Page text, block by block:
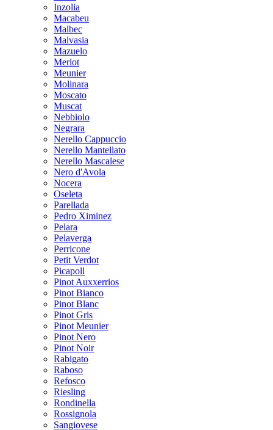
Inzolia
Macabeu
Malbec
Malvasia
Mazuelo
Merlot
Meunier
Molinara
Moscato
Muscat
Nebbiolo
Negrara
Nerello Cappuccio
Nerello Mantellato
Nerello Mascalese
Nero d'Avola
Nocera
Oseleta
Parellada
Pedro Ximinez
Pelara
Pelaverga
Perricone
Petit Verdot
Picapoll
Pinot Auxxerrios
Pinot Bianco
Pinot Blanc
Pinot Gris
Pinot Meunier
Pinot Nero
Pinot Noir
Rabigato
Raboso
Refosco
Riesling
Rondinella
Rossignola
Sangiovese